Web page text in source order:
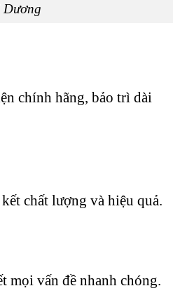
Dương
chính hãng, bảo trì dài
kết chất lượng và hiệu quả.
mọi vấn đề nhanh chóng.